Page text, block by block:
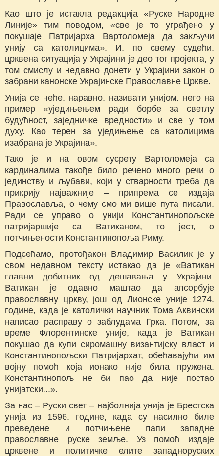
Као што је истакла редакција «Руске Народне
Линије» тим поводом, «све је то уграђено у
покушаје Патријарха Вартоломеја да закључи
унију са католицима». И, по свему судећи,
црквена ситуација у Украјини је део тог пројекта, у
том смислу и недавно донети у Украјини закон о
забрани канонске Украјинске Православне Цркве.
Унија се неће, наравно, називати унијом, него на
пример «уједињењем ради борбе за светлу
будућност, заједничке вредности» и све у том
духу. Као терен за уједињење са католицима
изабрана је Украјина».
Тако је и на овом сусрету Вартоломеја са
кардиналима такође било речено много речи о
јединству и љубави, који у стварности треба да
прикрију најважније – припрема се издаја
Православља, о чему смо ми више пута писали.
Ради се управо о унији Константинопољске
патријаршије са Ватиканом, то јест, о
потчињености Константинопоља Риму.
Подсећамо, протођакон Владимир Василик је у
свом недавном тексту истакао да је «Ватикан
главни добитник од дешавања у Украјини.
Ватикан је одавно маштао да апсорбује
православну цркву, још од Лионске уније 1274.
године, када је католички научник Тома Аквински
написао расправу о заблудама Грка. Потом, за
време Флорентинске уније, када је Ватикан
покушао да купи сиромашну византијску власт и
Константинопољски Патријархат, обећавајући им
војну помоћ која ионако није била пружена.
Константинопољ не би пао да није постао
унијатски...».
За нас – Руски свет – најболнија унија је Брестска
унија из 1596. године, када су насилно биле
преведене и потчињене папи западне
православне руске земље. Уз помоћ издаје
црквене и политичке елите западноруских